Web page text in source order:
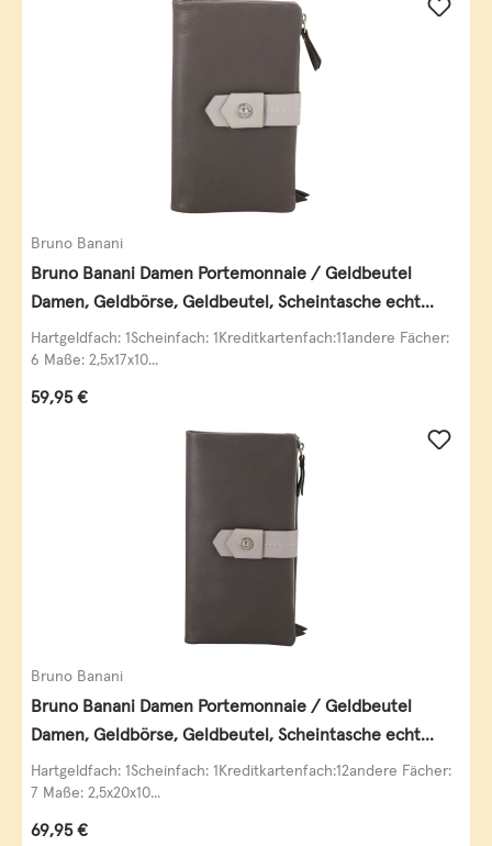
Bruno Banani
Bruno Banani Damen Portemonnaie / Geldbeutel
Damen, Geldbörse, Geldbeutel, Scheintasche echt
Leder
Hartgeldfach: 1Scheinfach: 1Kreditkartenfach:11andere Fächer:
6 Maße: 2,5x17x10...
Regulärer Preis:
59,95 €
Bruno Banani
Bruno Banani Damen Portemonnaie / Geldbeutel
Damen, Geldbörse, Geldbeutel, Scheintasche echt
Leder
Hartgeldfach: 1Scheinfach: 1Kreditkartenfach:12andere Fächer:
7 Maße: 2,5x20x10...
Regulärer Preis:
69,95 €